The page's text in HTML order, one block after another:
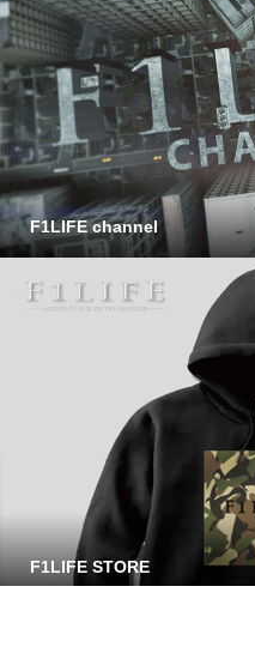
F1LIFE channel
F1LIFE STORE